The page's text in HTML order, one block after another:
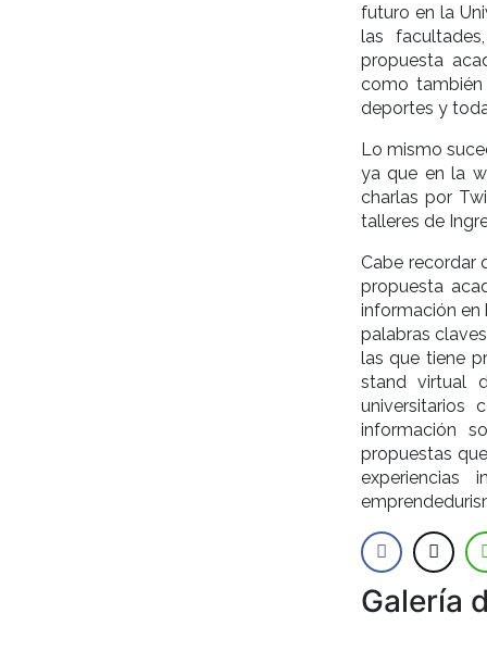
futuro en la
las
propuesta
como también
deportes y
Lo mismo
ya que en la
charlas por
talleres de
Cabe recordar
propuesta
información en
palabras
las que tiene
stand virtual
universitarios
información
propuestas
experiencias
Galería